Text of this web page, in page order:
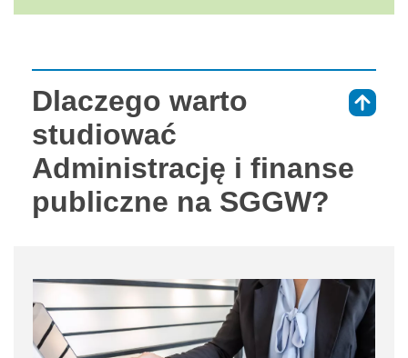
Dlaczego warto
studiować
Administrację i finanse
publiczne na SGGW?